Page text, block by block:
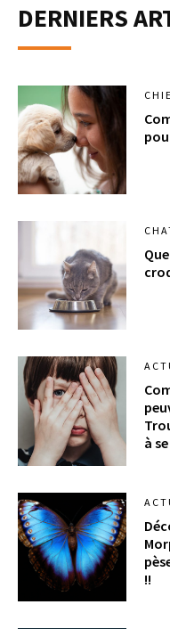
DERNIERS
à
!!